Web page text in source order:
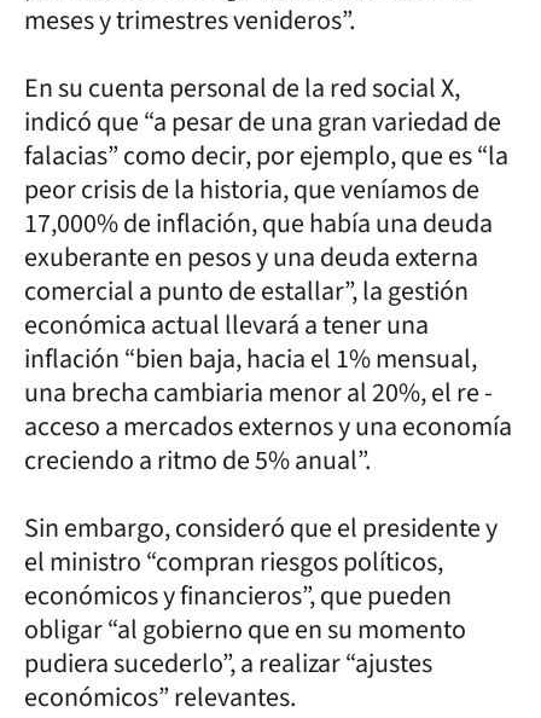
meses y trimestres venideros”.
En su cuenta personal de la red social X,
indicó que “a pesar de una gran variedad de
falacias” como decir, por ejemplo, que es “la
peor crisis de la historia, que veníamos de
17,000% de inflación, que había una deuda
exuberante en pesos y una deuda externa
comercial a punto de estallar”, la gestión
económica actual llevará a tener una
inflación “bien baja, hacia el 1% mensual,
una brecha cambiaria menor al 20%, el re -
acceso a mercados externos y una economía
creciendo a ritmo de 5% anual”.
Sin embargo, consideró que el presidente y
el ministro “compran riesgos políticos,
económicos y financieros”, que pueden
obligar “al gobierno que en su momento
pudiera sucederlo”, a realizar “ajustes
económicos” relevantes.